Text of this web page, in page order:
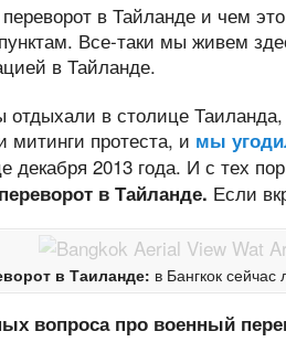
в Тайланде и чем
Все-таки мы живем
в Тайланде.
в столице
митинги протеста, и мы
декабря 2013 года. И с тех
в Тайланде. Если
в Таиланде: в Бангкок
вопроса про военный